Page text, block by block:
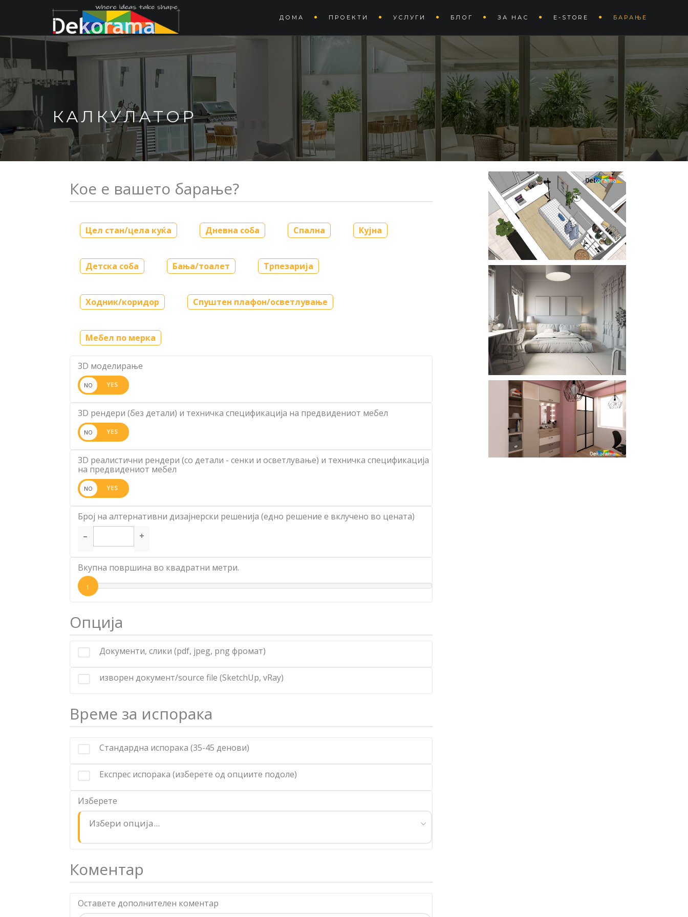
Client login Email us:info@dekorama.design
ДОМА ПРОЕКТИ УСЛУГИ БЛОГ ЗА НАС Е-STORE БАРАЊЕ
КАЛКУЛАТОР
Кое е вашето барање?
Цел стан/цела куќа Дневна соба Спална Кујна
Детска соба Бања/тоалет Трпезарија
Ходник/коридор Спуштен плафон/осветлување
Мебел по мерка
3D моделирање
3D рендери (без детали) и техничка спецификација на предвидениот мебел
3D реалистични рендери (со детали - сенки и осветлување) и техничка спецификација
на предвидениот мебел
Број на алтернативни дизајнерски решенија (едно решение е вклучено во цената)
–
+
Вкупна површина во квадратни метри.
1
Опција
Документи, слики (pdf, jpeg, png фромат)
изворен документ/source file (SketchUp, vRay)
Време за испорака
Стандардна испорака (35-45 денови)
Експрес испорака (изберете од опциите подоле)
Изберете
Избери опција...
Коментар
Оставете дополнителен коментар